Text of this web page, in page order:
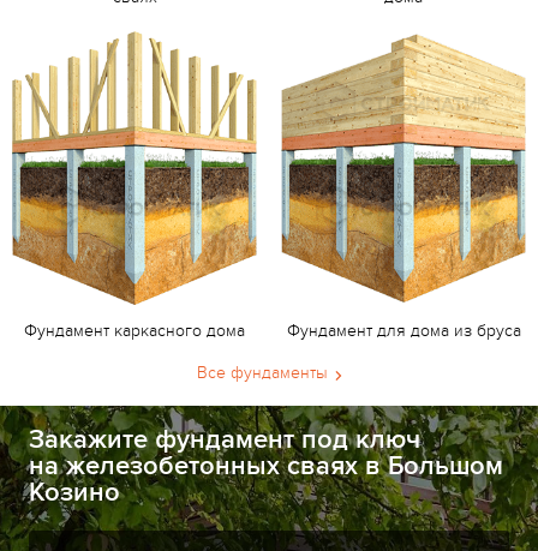
Фундамент каркасного дома Фундамент для дома из бруса
Все фундаменты
Закажите фундамент под ключ
на железобетонных сваях в Большом
Козино